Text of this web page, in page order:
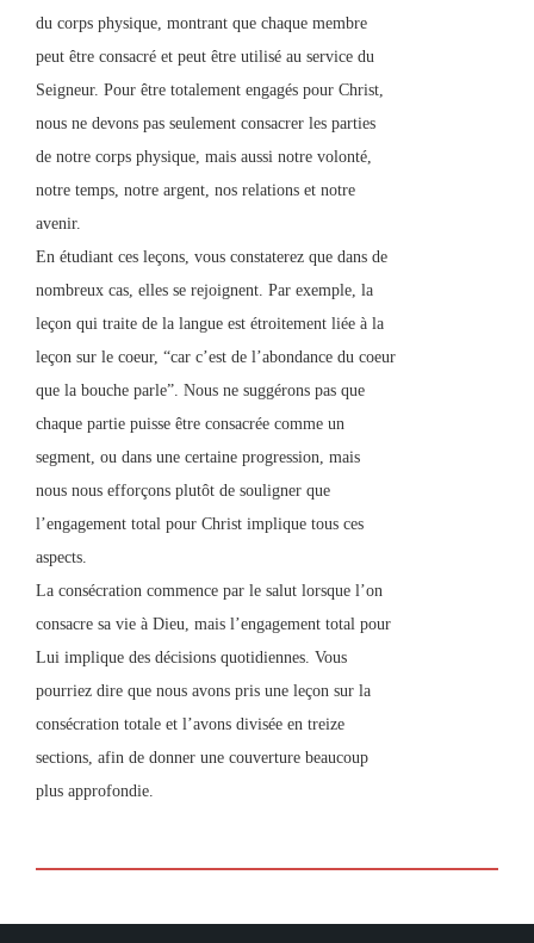
du corps physique, montrant que chaque membre
peut être consacré et peut être utilisé au service du
Seigneur. Pour être totalement engagés pour Christ,
nous ne devons pas seulement consacrer les parties
de notre corps physique, mais aussi notre volonté,
notre temps, notre argent, nos relations et notre
avenir.
En étudiant ces leçons, vous constaterez que dans de
nombreux cas, elles se rejoignent. Par exemple, la
leçon qui traite de la langue est étroitement liée à la
leçon sur le coeur, “car c’est de l’abondance du coeur
que la bouche parle”. Nous ne suggérons pas que
chaque partie puisse être consacrée comme un
segment, ou dans une certaine progression, mais
nous nous efforçons plutôt de souligner que
l’engagement total pour Christ implique tous ces
aspects.
La consécration commence par le salut lorsque l’on
consacre sa vie à Dieu, mais l’engagement total pour
Lui implique des décisions quotidiennes. Vous
pourriez dire que nous avons pris une leçon sur la
consécration totale et l’avons divisée en treize
sections, afin de donner une couverture beaucoup
plus approfondie.